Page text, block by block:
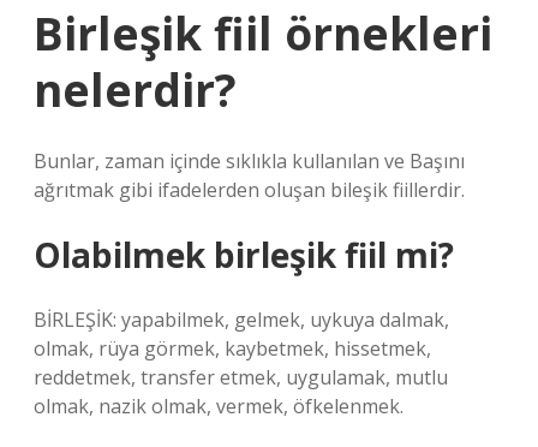
Birleşik fiil örnekleri
nelerdir?
Bunlar, zaman içinde sıklıkla kullanılan ve Başını
ağrıtmak gibi ifadelerden oluşan bileşik fiillerdir.
Olabilmek birleşik fiil mi?
BİRLEŞİK: yapabilmek, gelmek, uykuya dalmak,
olmak, rüya görmek, kaybetmek, hissetmek,
reddetmek, transfer etmek, uygulamak, mutlu
olmak, nazik olmak, vermek, öfkelenmek.